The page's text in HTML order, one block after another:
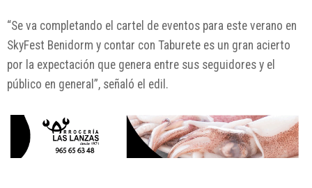
“Se va completando el cartel de eventos para este verano en
SkyFest Benidorm y contar con Taburete es un gran acierto
por la expectación que genera entre sus seguidores y el
público en general”, señaló el edil.